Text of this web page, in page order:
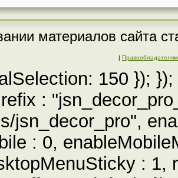
материалов сайта
| Правообладателям
150 });
:
jsn_decor_pro",
: 0,
: 1,